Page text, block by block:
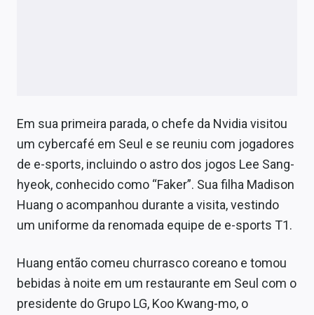
Em sua primeira parada, o chefe da Nvidia visitou
um cybercafé em Seul e se reuniu com jogadores
de e-sports, incluindo o astro dos jogos Lee Sang-
hyeok, conhecido como “Faker”. Sua filha Madison
Huang o acompanhou durante a visita, vestindo
um uniforme da renomada equipe de e-sports T1.
Huang então comeu churrasco coreano e tomou
bebidas à noite em um restaurante em Seul com o
presidente do Grupo LG, Koo Kwang-mo, o